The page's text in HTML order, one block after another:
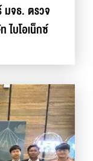
มจธ. ตรวจ
ไบโอเน็กซ์